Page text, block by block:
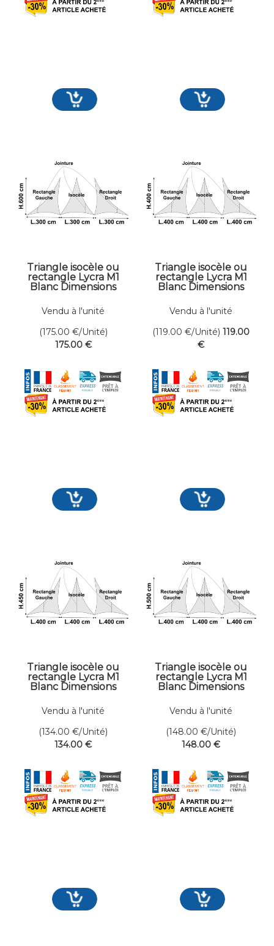
Triangle isocèle ou
rectangle Lycra M1
Blanc Dimensions
Vendu à l'unité
(175.00 €/Unité)
175.00 €
Triangle isocèle ou
rectangle Lycra M1
Blanc Dimensions
Vendu à l'unité
(119.00 €/Unité) 119.00
€
Triangle isocèle ou
rectangle Lycra M1
Blanc Dimensions
Vendu à l'unité
(134.00 €/Unité)
134.00 €
Triangle isocèle ou
rectangle Lycra M1
Blanc Dimensions
Vendu à l'unité
(148.00 €/Unité)
148.00 €